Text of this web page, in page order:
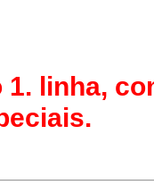
1. linha,